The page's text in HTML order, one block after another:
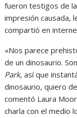
fueron testigos de la
impresión causada,
compartió en
«Nos parece
de un dinosaurio.
Park, así que
dinosaurio, quiero
comentó Laura
charla con el medio